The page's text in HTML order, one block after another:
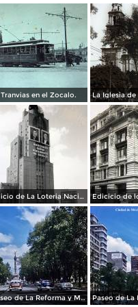
Tranvias en el Zocalo.
Edicio de La Loteria Nacional Ciudad de México Abril de 1964
Paseo de La Reforma y Mto a La Independencia 1950 Paseo de La